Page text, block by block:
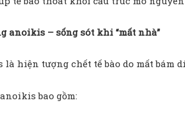
anoikis – sống sót khi “mất nhà”
hiện tượng chết tế bào do mất bám
bao gồm: